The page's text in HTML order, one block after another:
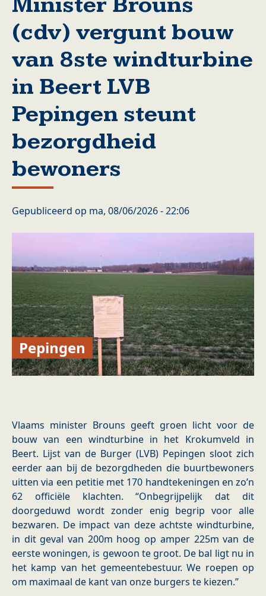
(cdv) vergunt bouw
van 8ste windturbine
in Beert LVB
Pepingen steunt
bezorgdheid
bewoners
Gepubliceerd op ma, 08/06/2026 - 22:06
Pepingen
Vlaams minister Brouns geeft groen licht voor de
bouw van een windturbine in het Krokumveld in
Beert. Lijst van de Burger (LVB) Pepingen sloot zich
eerder aan bij de bezorgdheden die buurtbewoners
uitten via een petitie met 170 handtekeningen en zo’n
62 officiële klachten. “Onbegrijpelijk dat dit
doorgeduwd wordt zonder enig begrip voor alle
bezwaren. De impact van deze achtste windturbine,
in dit geval van 200m hoog op amper 225m van de
eerste woningen, is gewoon te groot. De bal ligt nu in
het kamp van het gemeentebestuur. We roepen op
om maximaal de kant van onze burgers te kiezen.”